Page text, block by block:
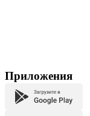
Приложения